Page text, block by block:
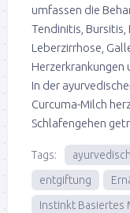
umfassen die
Tendinitis,
Leberzirrhose,
Herzerkrankungen
In der
Curcuma-Milch
Schlafengehen
Tags:
entgiftung
Instinkt Basiertes